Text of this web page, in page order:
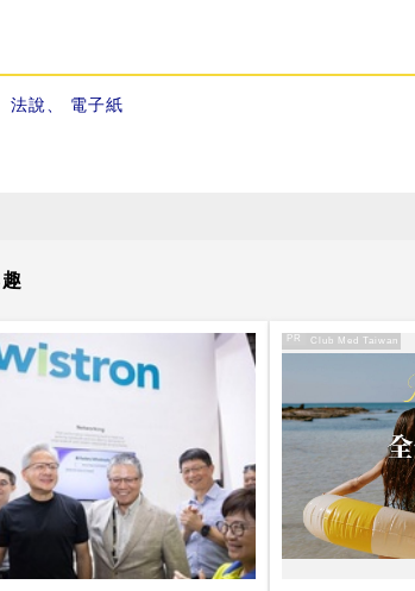
法說、 電子紙
PR
PR・Club Med Taiwan